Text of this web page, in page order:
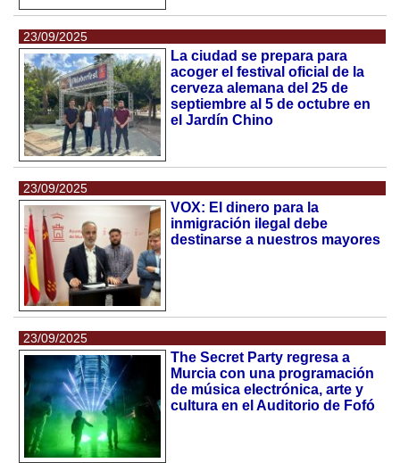
23/09/2025
La ciudad se prepara para
acoger el festival oficial de la
cerveza alemana del 25 de
septiembre al 5 de octubre en
el Jardín Chino
23/09/2025
VOX: El dinero para la
inmigración ilegal debe
destinarse a nuestros mayores
23/09/2025
The Secret Party regresa a
Murcia con una programación
de música electrónica, arte y
cultura en el Auditorio de Fofó